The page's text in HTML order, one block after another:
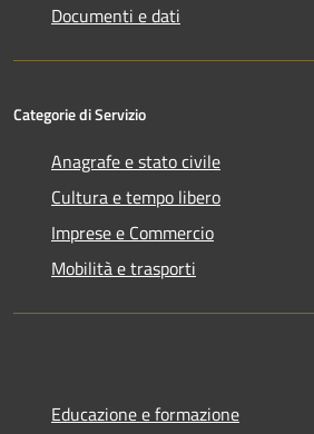
Documenti e dati
Categorie di Servizio
Anagrafe e stato civile
Cultura e tempo libero
Imprese e Commercio
Mobilità e trasporti
Educazione e formazione